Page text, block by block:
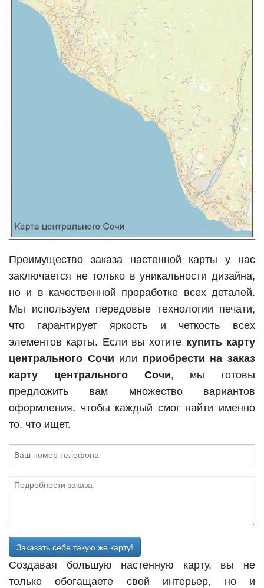
Преимущество заказа настенной карты у нас
заключается не только в уникальности дизайна,
но и в качественной проработке всех деталей.
Мы используем передовые технологии печати,
что гарантирует яркость и четкость всех
элементов карты. Если вы хотите купить карту
центрального Сочи или приобрести на заказ
карту центрального Сочи, мы готовы
предложить вам множество вариантов
оформления, чтобы каждый смог найти именно
то, что ищет.
Заказать себе такую же карту!
Создавая большую настенную карту, вы не
только обогащаете свой интерьер, но и